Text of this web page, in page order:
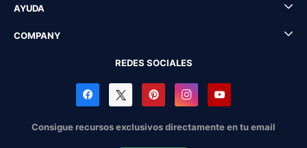
AYUDA
COMPANY
REDES SOCIALES
Consigue recursos exclusivos directamente en tu email